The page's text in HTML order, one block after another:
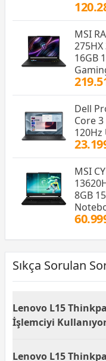
MSI
275HX
16GB
Dell
Core 3
MSI
8GB
Sıkça Sorulan
Lenovo L15
İşlemciyi
5675U işlemciye
Lenovo L15